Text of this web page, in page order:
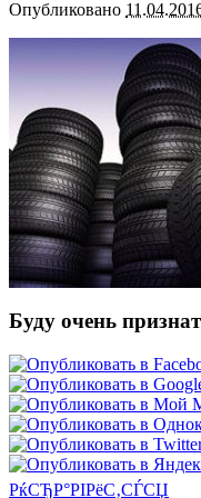
Опубликовано
Буду очень
РќСЂР°РІРёС‚СЃСЏ